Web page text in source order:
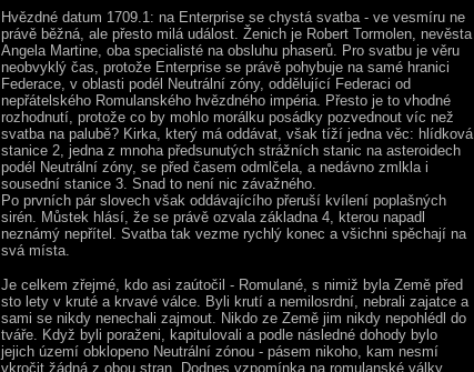
Hvězdné datum 1709.1: na Enterprise se chystá svatba - ve vesmíru ne
právě běžná, ale přesto milá událost. Ženich je Robert Tormolen, nevěsta
Angela Martine, oba specialisté na obsluhu phaserů. Pro svatbu je věru
neobvyklý čas, protože Enterprise se právě pohybuje na samé hranici
Federace, v oblasti podél Neutrální zóny, oddělující Federaci od
nepřátelského Romulanského hvězdného impéria. Přesto je to vhodné
rozhodnutí, protože co by mohlo morálku posádky pozvednout víc než
svatba na palubě? Kirka, který má oddávat, však tíží jedna věc: hlídková
stanice 2, jedna z mnoha předsunutých strážních stanic na asteroidech
podél Neutrální zóny, se před časem odmlčela, a nedávno zmlkla i
sousední stanice 3. Snad to není nic závažného.
Po prvních pár slovech však oddávajícího přeruší kvílení poplašných
sirén. Můstek hlásí, že se právě ozvala základna 4, kterou napadl
neznámý nepřítel. Svatba tak vezme rychlý konec a všichni spěchají na
svá místa.
Je celkem zřejmé, kdo asi zaútočil - Romulané, s nimiž byla Země před
sto lety v kruté a krvavé válce. Byli krutí a nemilosrdní, nebrali zajatce a
sami se nikdy nenechali zajmout. Nikdo ze Země jim nikdy nepohlédl do
tváře. Když byli poraženi, kapitulovali a podle následné dohody bylo
jejich území obklopeno Neutrální zónou - pásem nikoho, kam nesmí
vkročit žádná z obou stran. Dodnes vzpomínka na romulanské války